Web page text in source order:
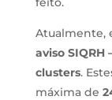
Atualmente,
aviso
clusters.
máxima de